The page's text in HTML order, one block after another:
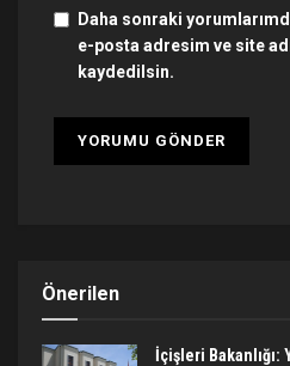
Daha sonraki
e-posta adresim ve site
kaydedilsin.
Önerilen
İçişleri Bakanlığı: